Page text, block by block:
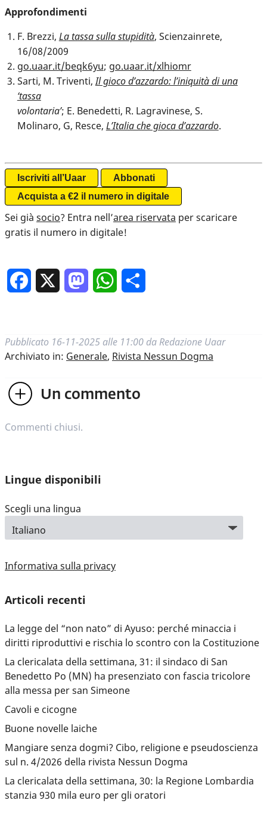
Approfondimenti
F. Brezzi, La tassa sulla stupidità, Scienzainrete,
16/08/2009
go.uaar.it/beqk6yu; go.uaar.it/xlhiomr
Sarti, M. Triventi,Il gioco d’azzardo: l’iniquità di una
‘tassa
volontaria’; E. Benedetti, R. Lagravinese, S.
Molinaro, G, Resce, L’Italia che gioca d’azzardo.
Iscriviti all’Uaar
Abbonati
Acquista a €2 il numero in digitale
Sei già socio? Entra nell’area riservata per scaricare
gratis il numero in digitale!
Facebook MastodonWhatsApp
Pubblicato 16-11-2025 alle 11:00 da Redazione Uaar
Archiviato in: Generale, Rivista Nessun Dogma
Un commento
Commenti chiusi.
Lingue disponibili
Scegli una lingua
Informativa sulla privacy
Articoli recenti
La legge del “non nato” di Ayuso: perché minaccia i
diritti riproduttivi e rischia lo scontro con la Costituzione
La clericalata della settimana, 31: il sindaco di San
Benedetto Po (MN) ha presenziato con fascia tricolore
alla messa per san Simeone
Cavoli e cicogne
Buone novelle laiche
Mangiare senza dogmi? Cibo, religione e pseudoscienza
sul n. 4/2026 della rivista Nessun Dogma
La clericalata della settimana, 30: la Regione Lombardia
stanzia 930 mila euro per gli oratori